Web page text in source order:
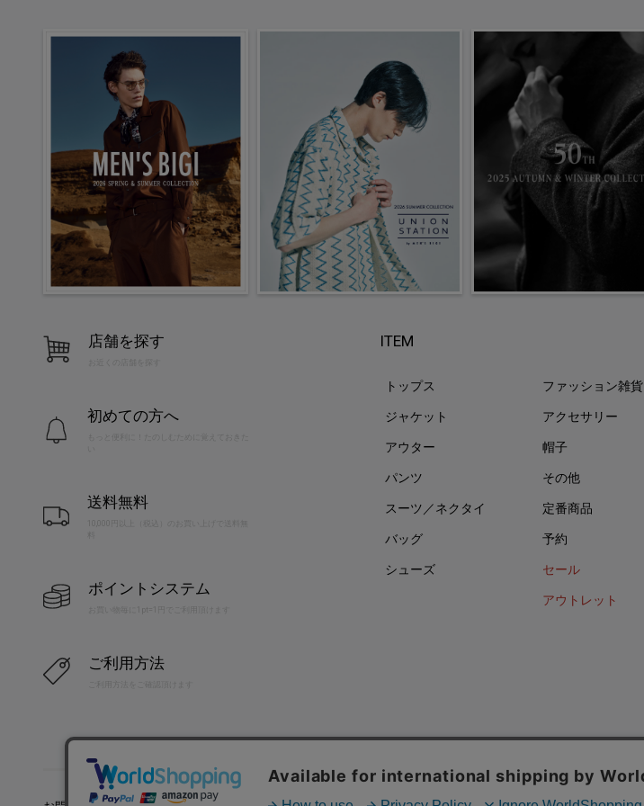
店舗を探す
お近くの店舗を探す
初めての方へ
送料無料
10,000円以上（税込）のお買い上げで送料無
ポイントシステム
お買い物毎に1pt=1円でご利用頂けます
ご利用方法
ITEM
トップス
ジャケット
アウター
パンツ
スーツ／ネクタイ
バッグ
シューズ
ファッション雑貨
アクセサリー
帽子
その他
定番商品
予約
セール
アウトレット